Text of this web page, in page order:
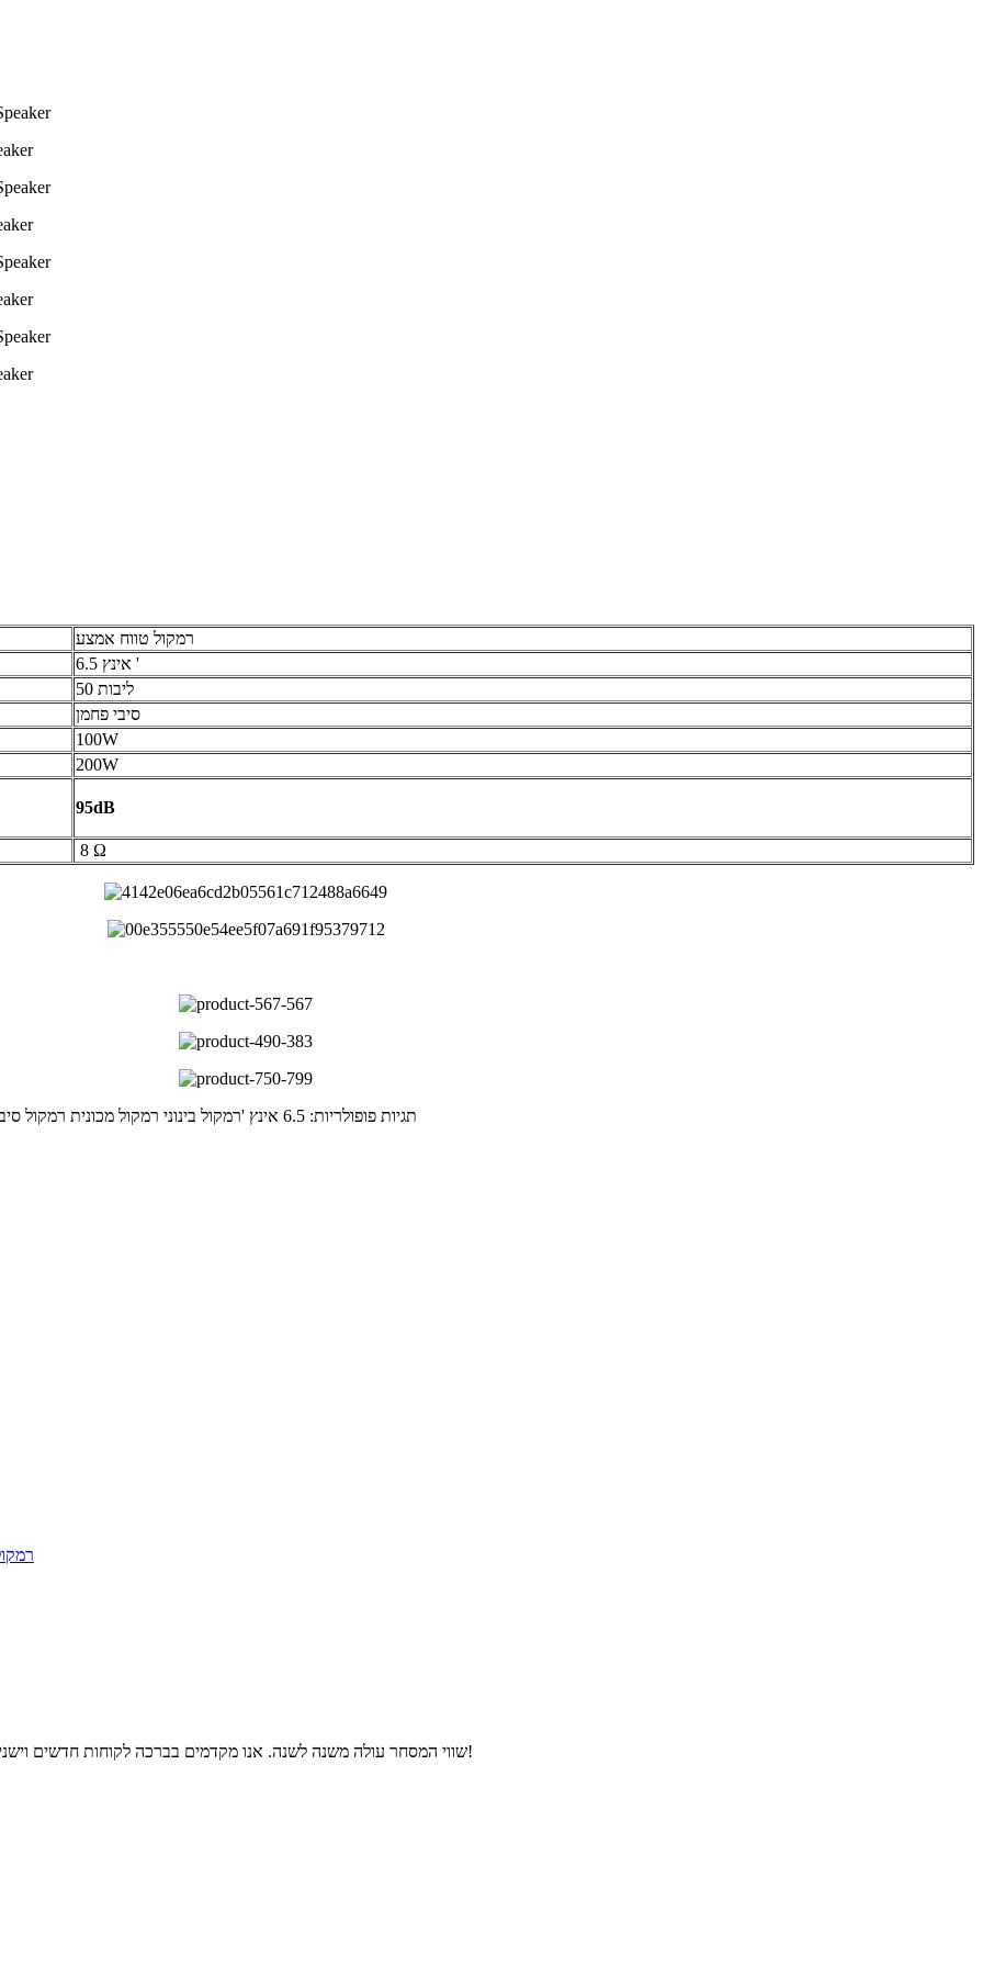
רמקול טווח אמצע
6.5 אינץ '
50 ליבות
סיבי פחמן
100W
200W
95dB
8 Ω
תגיות פופולריות: 6.5 אינץ 'רמקול בינוני רמקול מכונית רמקול סיבי פחמן חרוט, סין, ספקים, מפעל, ייצור, מותאם אישית, סיטונאי, קנה הנחה
שווי המסחר עולה משנה לשנה. אנו מקדמים בברכה לקוחות חדשים וישנים מכל תחומי החיים לפנות אלינו לקשרים עסקיים עתידיים והצלחה הדדית!